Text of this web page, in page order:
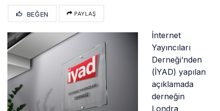
BEĞEN PAYLAŞ
İnternet
Yayıncıları
Derneği’nden
(İYAD) yapılan
açıklamada
derneğin
Londra